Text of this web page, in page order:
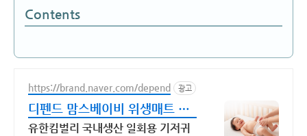
Contents
https://brand.naver.com/depend 광고
디펜드 맘스베이비 위생매트 유
한킴벌리 국내생산
유한킴벌리 국내생산 일회용 기저귀